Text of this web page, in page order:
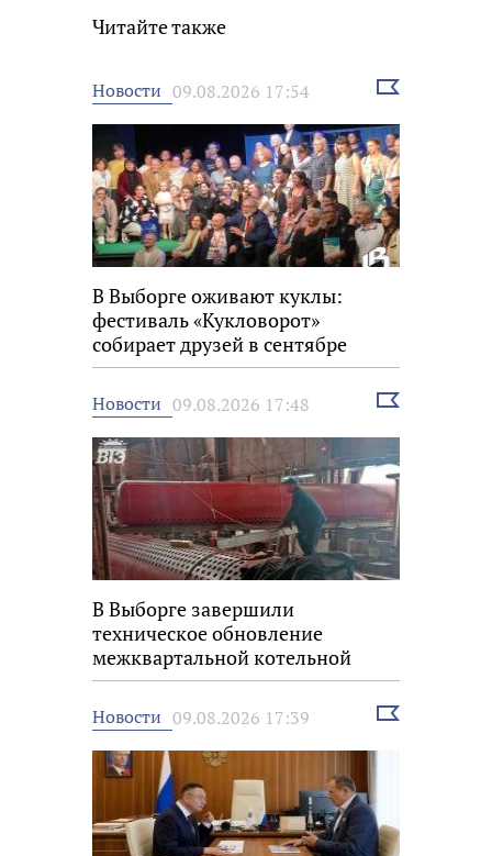
Читайте также
Новости 09.08.2026 17:54
Выбрать
В Выборге оживают куклы:
фестиваль «Кукловорот»
собирает друзей в сентябре
Новости 09.08.2026 17:48
Выбрать
В Выборге завершили
техническое обновление
межквартальной котельной
Новости 09.08.2026 17:39
Выбрать